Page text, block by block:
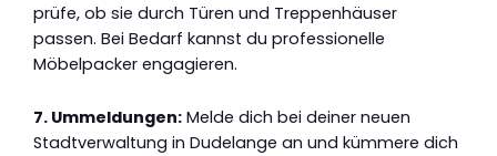
prüfe, ob sie durch Türen und Treppenhäuser
passen. Bei Bedarf kannst du professionelle
Möbelpacker engagieren.
7. Ummeldungen: Melde dich bei deiner neuen
Stadtverwaltung in Dudelange an und kümmere dich